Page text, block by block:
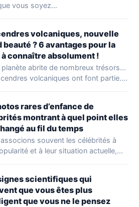
vous soyez…
volcaniques, nouvelle
beauté ? 6 avantages pour la
à connaître absolument !
planète abrite de nombreux trésors…
volcaniques ont font partie.
rares d’enfance de
montrant à quel point elles
au fil du temps
souvent les célébrités à
et à leur situation actuelle,
scientifiques qui
que vous êtes plus
que vous ne le pensez